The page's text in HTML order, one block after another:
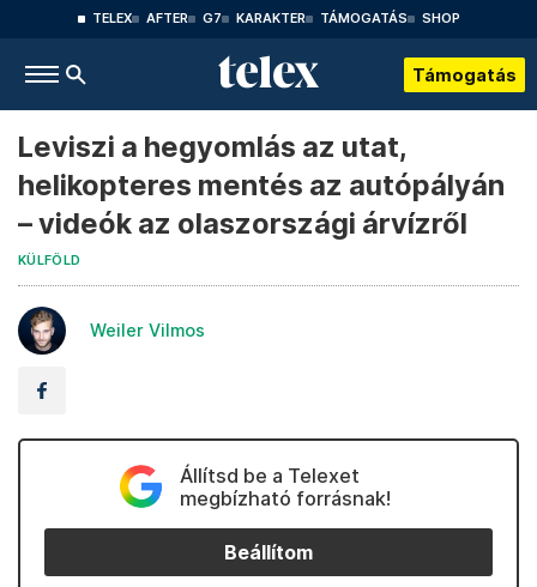
TELEX AFTER G7 KARAKTER TÁMOGATÁS SHOP
Támogatás
Leviszi a hegyomlás az utat,
helikopteres mentés az autópályán
– videók az olaszországi árvízről
KÜLFÖLD
Weiler Vilmos
Állítsd be a Telexet
megbízható forrásnak!
Beállítom